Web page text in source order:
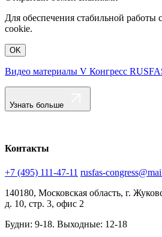
Для обеспечения стабильной работы
cookie.
OK
Видео материалы V Конгресс
Узнать больше
Контакты
+7 (495) 111-47-11 rusfas-
140180, Московская область, г.
д. 10, стр. 3, офис 2
Будни: 9-18. Выходные: 12-18